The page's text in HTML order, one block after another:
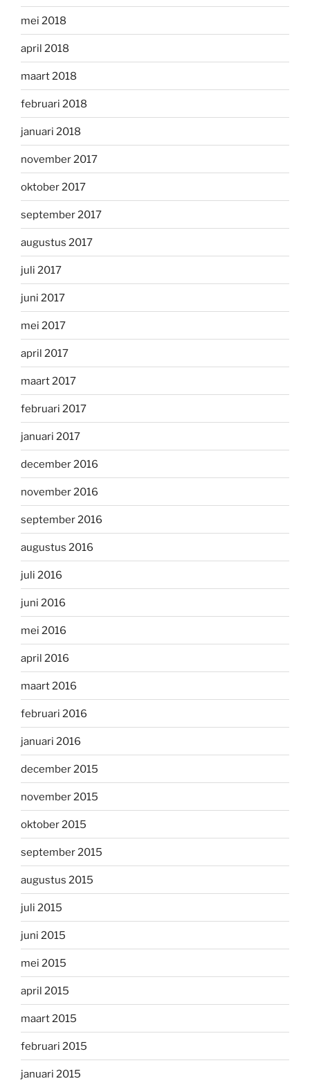
mei 2018
april 2018
maart 2018
februari 2018
januari 2018
november 2017
oktober 2017
september 2017
augustus 2017
juli 2017
juni 2017
mei 2017
april 2017
maart 2017
februari 2017
januari 2017
december 2016
november 2016
september 2016
augustus 2016
juli 2016
juni 2016
mei 2016
april 2016
maart 2016
februari 2016
januari 2016
december 2015
november 2015
oktober 2015
september 2015
augustus 2015
juli 2015
juni 2015
mei 2015
april 2015
maart 2015
februari 2015
januari 2015